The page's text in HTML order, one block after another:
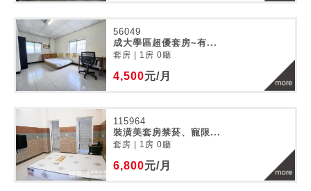
56049
成大學區超優套房~有...
套房 | 1房 0廳
4,500元/月
115964
裝潢美套房禁菸、寵限...
套房 | 1房 0廳
6,800元/月